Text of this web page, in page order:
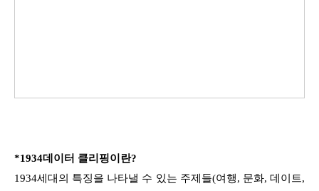
*1934데이터 클리핑이란?
1934세대의 특징을 나타낼 수 있는 주제들(여행, 문화, 데이트,